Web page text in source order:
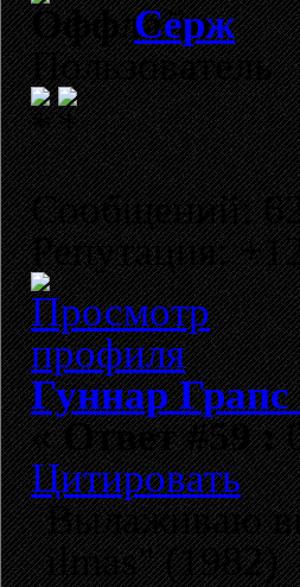
Cерж
Пользователь
Сообщений:
Репутация:
Гуннар
«Ответ #59 :
Цитировать
Вылаживаю
ilmas" (1982)